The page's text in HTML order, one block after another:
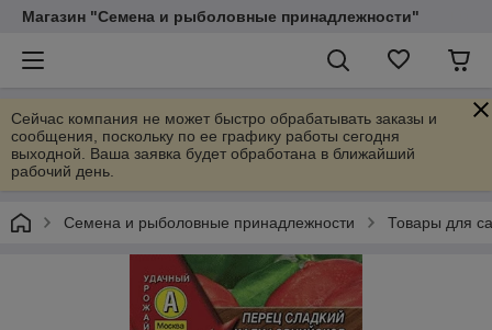
Магазин "Семена и рыболовные принадлежности"
Сейчас компания не может быстро обрабатывать заказы и
сообщения, поскольку по ее графику работы сегодня
выходной. Ваша заявка будет обработана в ближайший
рабочий день.
Семена и рыболовные принадлежности Товары для